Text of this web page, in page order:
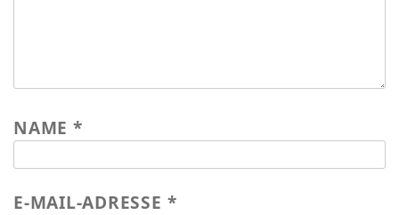
NAME *
E-MAIL-ADRESSE *